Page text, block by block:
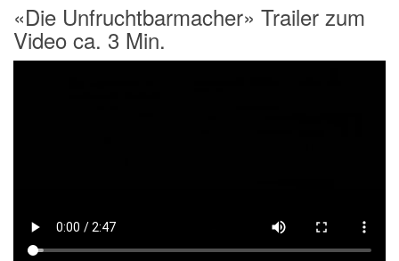
«Die Unfruchtbarmacher» Trailer zum
Video ca. 3 Min.